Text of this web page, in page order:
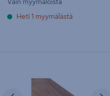
Heti 1 myymälästä